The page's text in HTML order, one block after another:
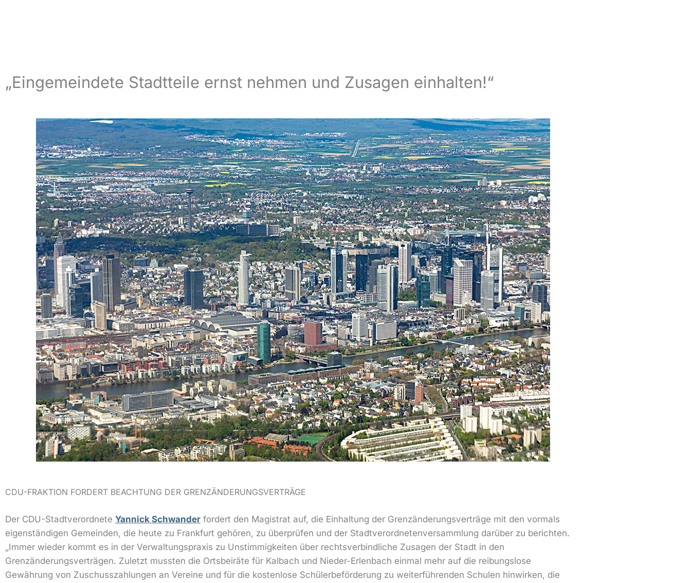
„Eingemeindete Stadtteile ernst nehmen und Zusagen einhalten!“
CDU-FRAKTION FORDERT BEACHTUNG DER GRENZÄNDERUNGSVERTRÄGE
Der CDU-Stadtverordnete Yannick Schwander fordert den Magistrat auf, die Einhaltung der Grenzänderungsverträge mit den vormals
eigenständigen Gemeinden, die heute zu Frankfurt gehören, zu überprüfen und der Stadtverordnetenversammlung darüber zu berichten.
„Immer wieder kommt es in der Verwaltungspraxis zu Unstimmigkeiten über rechtsverbindliche Zusagen der Stadt in den
Grenzänderungsverträgen. Zuletzt mussten die Ortsbeiräte für Kalbach und Nieder-Erlenbach einmal mehr auf die reibungslose
Gewährung von Zuschusszahlungen an Vereine und für die kostenlose Schülerbeförderung zu weiterführenden Schulen hinwirken, die